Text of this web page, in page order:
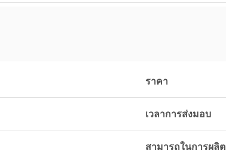
ราคา
เวลาการส่งมอบ
สามารถในการผลิต